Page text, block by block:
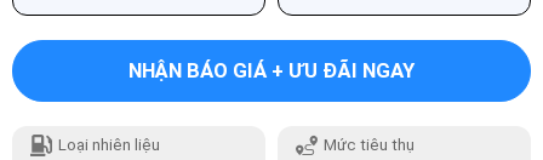
NHẬN BÁO GIÁ + ƯU ĐÃI NGAY
Loại nhiên liệu Mức tiêu thụ